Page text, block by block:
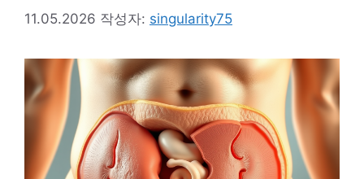
11.05.2026 작성자: singularity75